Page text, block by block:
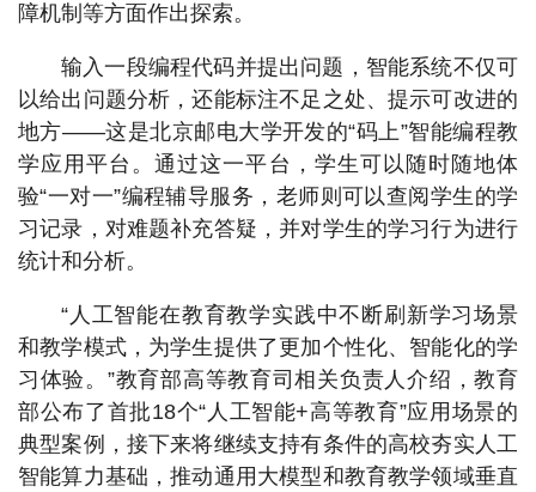
障机制等方面作出探索。
输入一段编程代码并提出问题，智能系统不仅可
以给出问题分析，还能标注不足之处、提示可改进的
地方——这是北京邮电大学开发的“码上”智能编程教
学应用平台。通过这一平台，学生可以随时随地体
验“一对一”编程辅导服务，老师则可以查阅学生的学
习记录，对难题补充答疑，并对学生的学习行为进行
统计和分析。
“人工智能在教育教学实践中不断刷新学习场景
和教学模式，为学生提供了更加个性化、智能化的学
习体验。”教育部高等教育司相关负责人介绍，教育
部公布了首批18个“人工智能+高等教育”应用场景的
典型案例，接下来将继续支持有条件的高校夯实人工
智能算力基础，推动通用大模型和教育教学领域垂直